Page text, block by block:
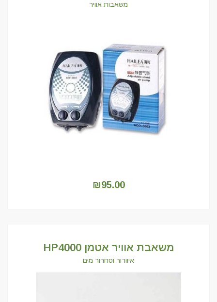
משאבות אוויר
₪95.00
משאבת אוויר אטמן HP4000
איוורור וסחרור מים